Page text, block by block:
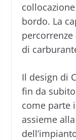
bordo. La
di
Il design di
fin da
come parte
assieme